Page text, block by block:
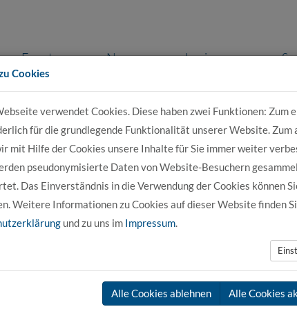
Events News Login
Bewerber Für Studierende Für
Bauwesen
Cookies
verwendet Cookies. Diese haben zwei Funktionen: Zum
für die grundlegende Funktionalität unserer Website. Zum
mit Hilfe der Cookies unsere Inhalte für Sie immer weiter
pseudonymisierte Daten von Website-Besuchern
Das Einverständnis in die Verwendung der Cookies können
Weitere Informationen zu Cookies auf dieser Website finden
und zu uns im Impressum.
Alle Cookies ablehnen Alle Cookies